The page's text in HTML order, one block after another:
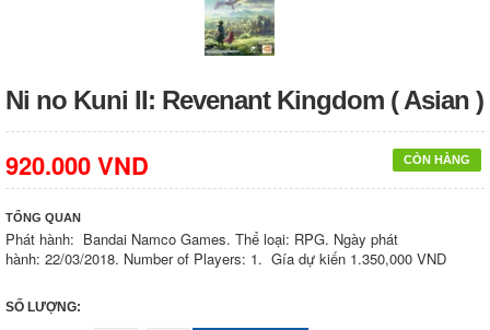
Ni no Kuni II: Revenant Kingdom ( Asian )
CÒN HÀNG
920.000 VND
TỔNG QUAN
Phát hành: Bandai Namco Games. Thể loại: RPG. Ngày phát
hành: 22/03/2018. Number of Players: 1. Gía dự kiến 1.350,000 VND
SỐ LƯỢNG: